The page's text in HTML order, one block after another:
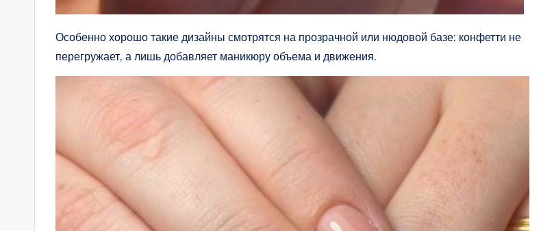
Особенно хорошо такие дизайны смотрятся на прозрачной или нюдовой базе: конфетти не
перегружает, а лишь добавляет маникюру объема и движения.